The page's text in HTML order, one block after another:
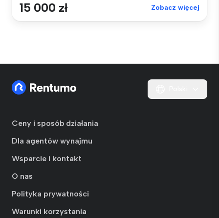
15 000 zł Zobacz więcej
Ceny i sposób działania
Dla agentów wynajmu
Wsparcie i kontakt
O nas
Polityka prywatności
Warunki korzystania